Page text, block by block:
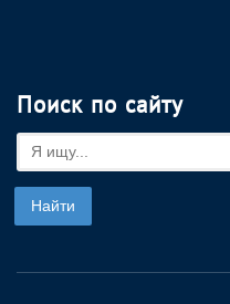
Поиск по сайту